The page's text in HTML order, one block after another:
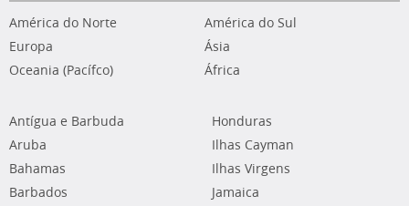
América do Norte
América do Sul
Europa
Ásia
Oceania (Pacífco)
África
Antígua e Barbuda
Aruba
Bahamas
Barbados
Honduras
Ilhas Cayman
Ilhas Virgens
Jamaica